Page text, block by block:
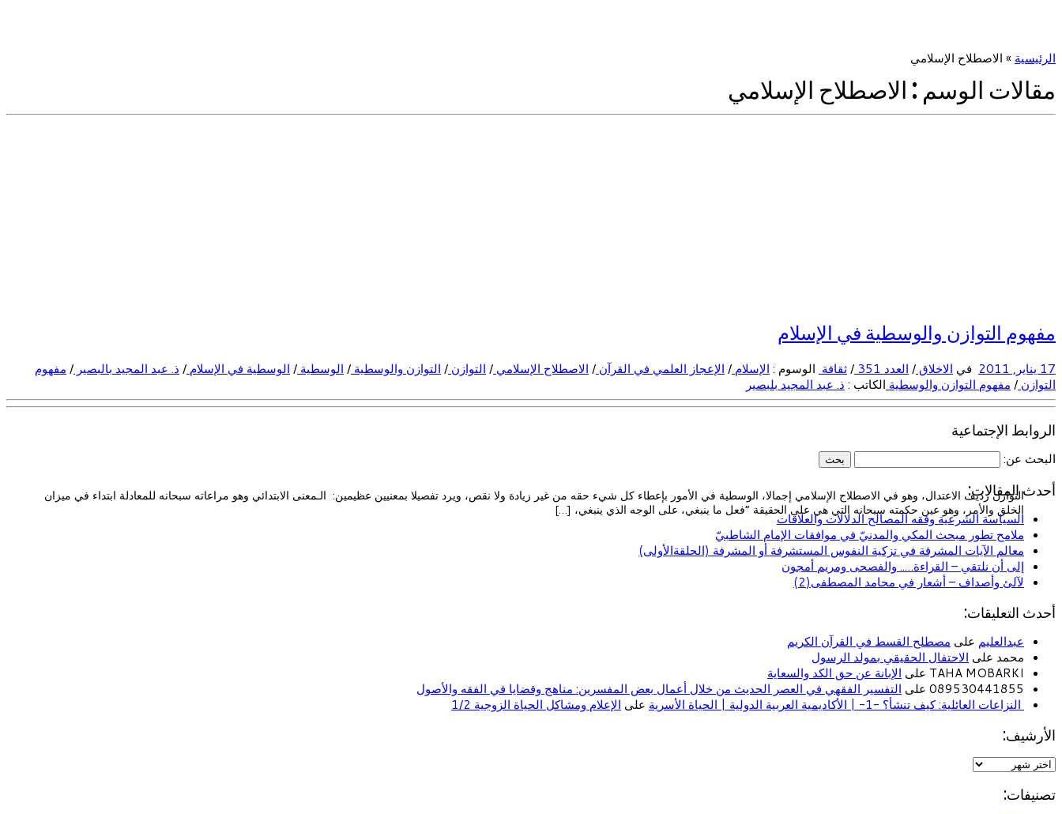
الرئيسية » الاصطلاح الإسلامي
مقالات الوسم : الاصطلاح الإسلامي
التوازن رديف الاعتدال، وهو في الاصطلاح الإسلامي إجمالا، الوسطية في الأمور بإعطاء كل شيء حقه من غير زيادة ولا نقص، ويرد تفصيلا بمعنيين عظيمين: الـمعنى الابتدائي وهو مراعاته سبحانه للمعادلة ابتداء في ميزان
الخلق والأمر، وهو عين حكمته سبحانه التي هي على الحقيقة “فعل ما ينبغي، على الوجه الذي ينبغي، […]
مفهوم التوازن والوسطية في الإسلام
17 يناير, 2011 في الاخلاق/ العدد 351 /ثقافة الوسوم : الإسلام / الإعجاز العلمي في القرآن / الاصطلاح الإسلامي / التوازن / التوازن والوسطية / الوسطية / الوسطية في الإسلام / ذ. عبد المجيد بالبصير / مفهوم
التوازن / مفهوم التوازن والوسطية الكاتب : ذ. عبد المجيد بلبصير
الروابط الإجتماعية
البحث عن:
أحدث المقالات:
السياسة الشرعية وفقه المصالح الدلالات والعلاقات
ملامح تطور مبحث المكي والمدنيّ في موافقات الإمام الشاطبيّ
معالم الآيات المشرقة في تزكية النفوس المستشرفة أو المشرفة (الحلقةالأولى)
إلى أن نلتقي – القراءة….. والفصحى ومريم أمجون
لآلئ وأصداف – أشعار في محامد المصطفى(2)
أحدث التعليقات:
عبدالعليم على مصطلح القسط في القرآن الكريم
محمد على الاحتفال الحقيقي بمولد الرسول
TAHA MOBARKI على
الإبانة عن حق الكد والسعاية
089530441855 على
التفسير الفقهي في العصر الحديث من خلال أعمال بعض المفسرين: مناهج وقضايا في الفقه والأصول
النزاعات العائلية: كيف تنشأ؟ -1- | الأكاديمية العربية الدولية | الحياة الأسرية
على الإعلام ومشاكل الحياة الزوجية 1/2
الأرشيف:
تصنيفات: